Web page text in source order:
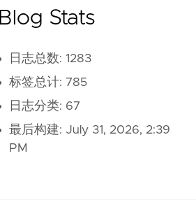
Blog Stats
日志总数: 1283
标签总计: 785
日志分类: 67
最后构建: July 31, 2026, 2:39
PM